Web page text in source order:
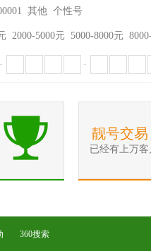
其他 个性号
2000-5000元 5000-8000元
- -
靓号交易
已经有上万
360搜索